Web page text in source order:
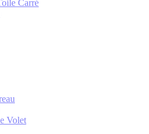
Carré
Volet